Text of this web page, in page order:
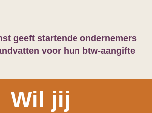
geeft startende ondernemers
voor hun btw-aangifte
Wil jij